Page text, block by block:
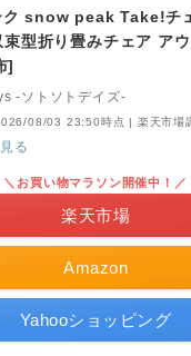
ク snow peak Take!チ
型折り畳みチェア ア
]
-ソトソトデイズ-
08/03 23:50時点 | 楽天市場
る
Amazon
＼お買い物マラソン開催中！／
楽天市場
Yahooショッピング